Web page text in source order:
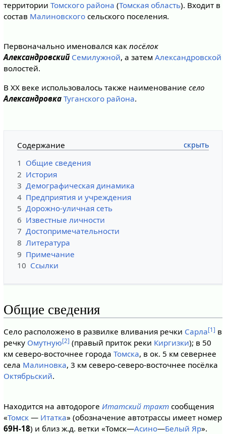
территории Томского района (Томская область). Входит в
состав Малиновскогосельского поселения.
Первоначально именовался как посёлок
Александровский Семилужной, а затем Александровской
волостей.
В XX веке использовалось также наименование село
Александровка Туганского района.
Содержание
1 Общие сведения
2 История
3 Демографическая динамика
4 Предприятия и учреждения
5 Дорожно-уличная сеть
6 Известные личности
7 Достопримечательности
8 Литература
9 Примечание
10 Ссылки
Общие сведения
Село расположено в развилке вливания речки Сарла[1] в
речку Омутную[2] (правый приток реки Киргизки); в 50
км северо-восточнее города Томска, в ок. 5 км севернее
села Малиновка, 3 км северо-северо-восточнее посёлка
Октябрьский.
Находится на автодороге Итатский трактсообщения
«Томск— Итатка» (обозначение автотрассы имеет номер
69Н-18) и близ ж.д. ветки «Томск—Асино—Белый Яр».